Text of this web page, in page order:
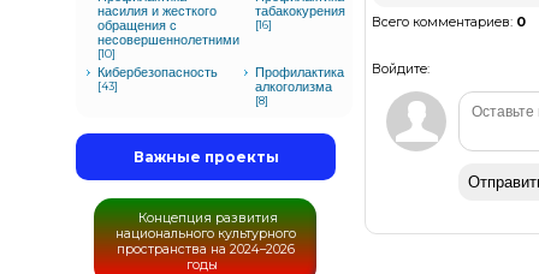
насилия и жесткого
обращения с
несовершеннолетними
[10]
табакокурения
[16]
Кибербезопасность
[43]
Профилактика
алкоголизма
[8]
Важные проекты
Концепция развития
национального культурного
пространства на 2024–2026
годы
Всего комментариев: 0
Войдите: